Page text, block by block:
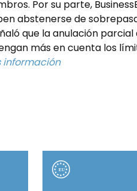
Por su parte,
abstenerse de
que la anulación
más en cuenta los
información